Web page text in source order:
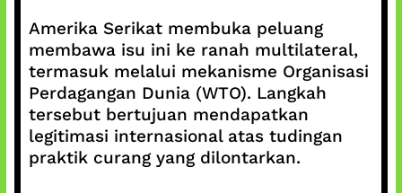
Amerika Serikat membuka peluang
membawa isu ini ke ranah multilateral,
termasuk melalui mekanisme Organisasi
Perdagangan Dunia (WTO). Langkah
tersebut bertujuan mendapatkan
legitimasi internasional atas tudingan
praktik curang yang dilontarkan.